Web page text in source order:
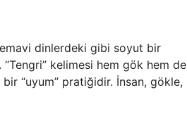
dinlerdeki gibi soyut bir
kelimesi hem gök hem de
“uyum” pratiğidir. İnsan, gökle,